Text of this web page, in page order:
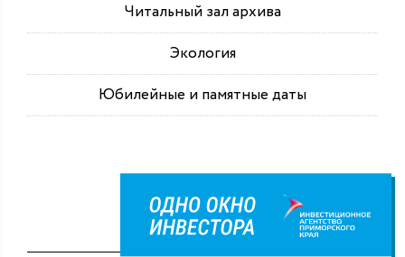
Читальный зал архива
Экология
Юбилейные и памятные даты
Публикации